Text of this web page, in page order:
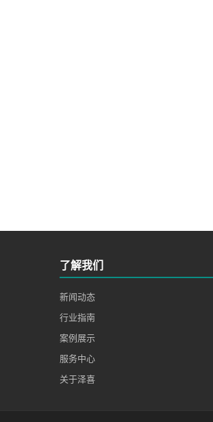
了解我们
新闻动态
行业指南
案例展示
服务中心
关于泽喜